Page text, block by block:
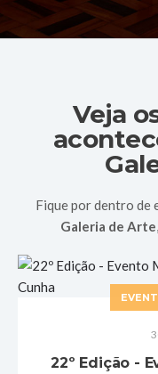
Veja
Fique por dentro de
Galeria de Arte
22º Edição -